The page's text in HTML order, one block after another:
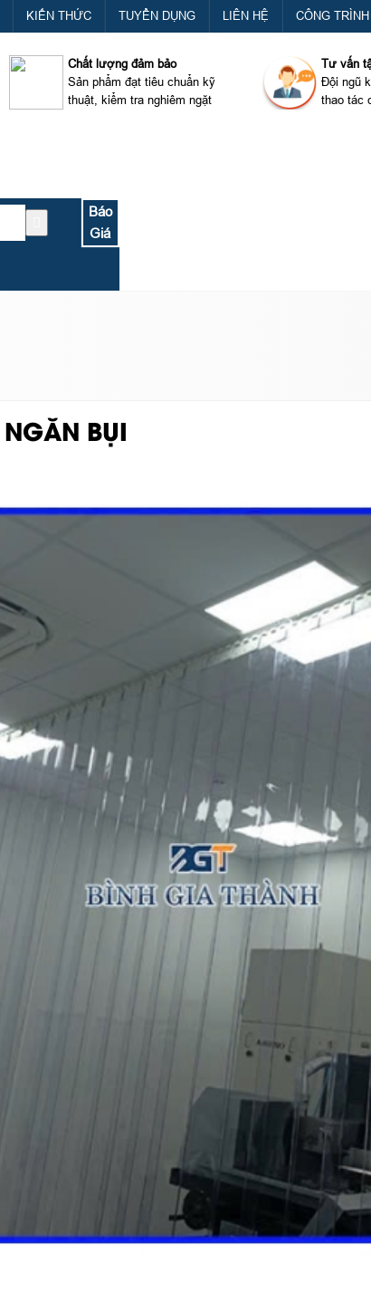
KIẾN THỨC TUYỂN DỤNG LIÊN HỆ CÔNG
Chất lượng đảm bảo
Sản phẩm đạt tiêu chuẩn kỹ
thuật, kiểm tra nghiêm ngặt
Tư vấn
Đội ngũ
thao tác
Báo
Giá
BỤI